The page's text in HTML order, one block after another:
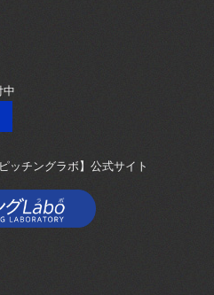
ッチングラボ】公式サイト